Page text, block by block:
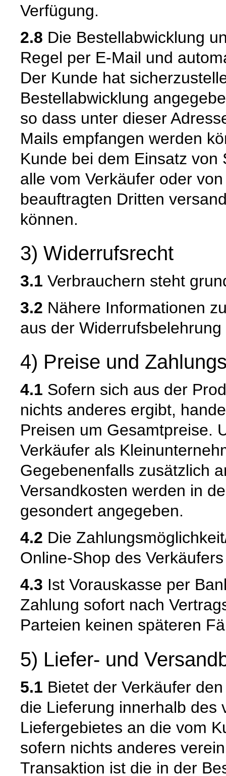
Verfügung.
2.8 Die Bestellabwicklung
Regel per E-Mail und
Der Kunde hat
Bestellabwicklung
so dass unter dieser
Mails empfangen werden
Kunde bei dem Einsatz
alle vom Verkäufer oder
beauftragten Dritten
können.
3) Widerrufsrecht
3.1 Verbrauchern steht
3.2 Nähere Informationen
aus der
4) Preise und
4.1 Sofern sich aus der
nichts anderes ergibt,
Preisen um Gesamtpreise.
Verkäufer als
Gegebenenfalls zusätzlich
Versandkosten werden in
gesondert angegeben.
4.2 Die
Online-Shop des
4.3 Ist Vorauskasse per
Zahlung sofort nach
Parteien keinen späteren
5) Liefer- und
5.1 Bietet der Verkäufer
die Lieferung innerhalb des
Liefergebietes an die vom
sofern nichts anderes
Transaktion ist die in der